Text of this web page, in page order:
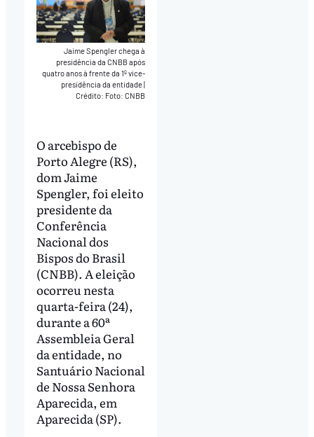
Jaime Spengler chega à
presidência da CNBB após
quatro anos à frente da 1º vice-
presidência da entidade|
Crédito: Foto: CNBB
O arcebispo de
Porto Alegre (RS),
dom Jaime
Spengler, foi eleito
presidente da
Conferência
Nacional dos
Bispos do Brasil
(CNBB). A eleição
ocorreu nesta
quarta-feira (24),
durante a 60ª
Assembleia Geral
da entidade, no
Santuário Nacional
de Nossa Senhora
Aparecida, em
Aparecida (SP).